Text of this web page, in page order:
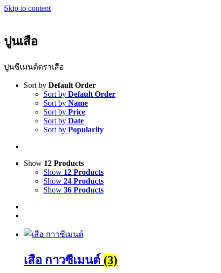
Skip to content
ปูนเสือ
ปูนซีเมนต์ตราเสือ
Sort by Default Order
Sort by Default Order
Sort by Name
Sort by Price
Sort by Date
Sort by Popularity
Show 12 Products
Show 12 Products
Show 24 Products
Show 36 Products
เสือ กาวซีเมนต์ (3)